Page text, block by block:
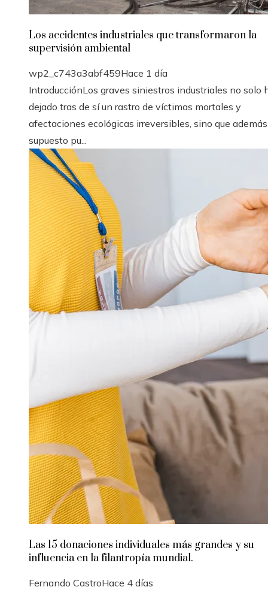
Los accidentes industriales que transformaron la
supervisión ambiental
wp2_c743a3abf459Hace 1 día
IntroducciónLos graves siniestros industriales no solo
dejado tras de sí un rastro de víctimas mortales y
afectaciones ecológicas irreversibles, sino que
supuesto pu...
Las 15 donaciones individuales más grandes y su
influencia en la filantropía mundial.
Fernando CastroHace 4 días